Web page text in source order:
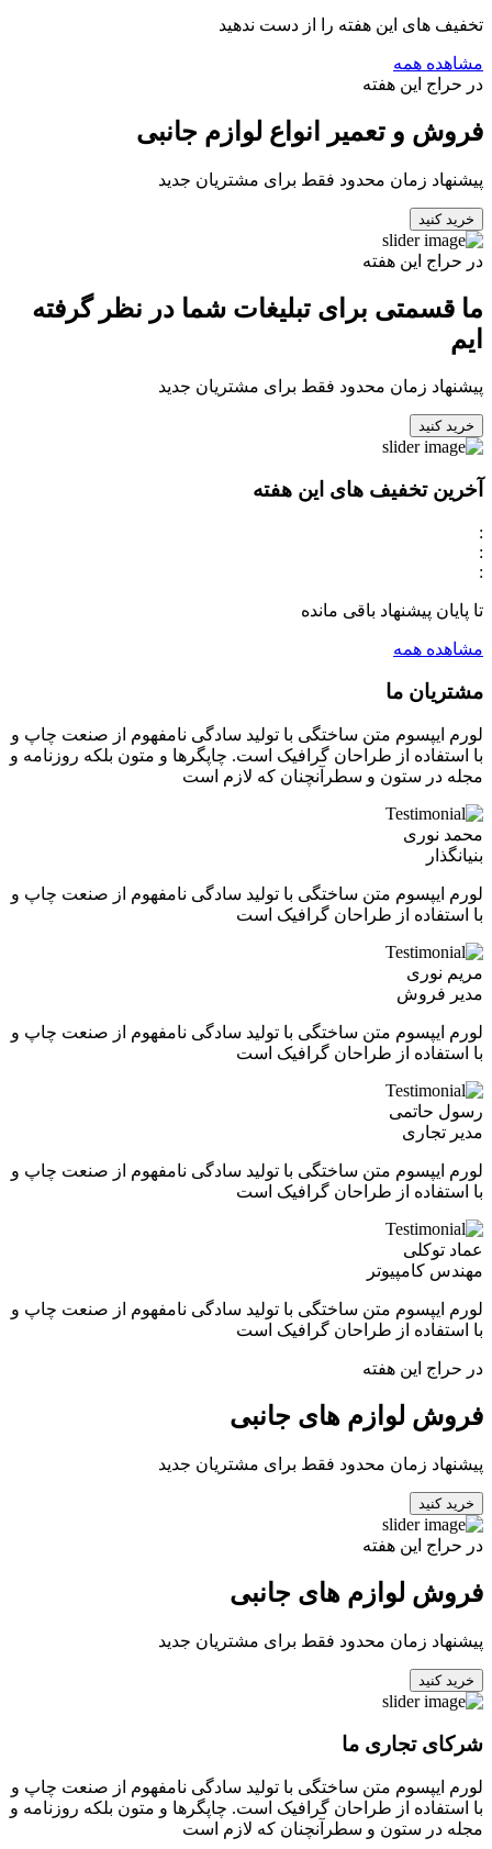
تخفیف های این هفته را از دست ندهید
مشاهده همه
در حراج این هفته
فروش و تعمیر انواع لوازم جانبی
پیشنهاد زمان محدود فقط برای مشتریان جدید
خرید کنید
در حراج این هفته
ما قسمتی برای تبلیغات شما در نظر گرفته
ایم
پیشنهاد زمان محدود فقط برای مشتریان جدید
خرید کنید
آخرین تخفیف های این هفته
:
:
:
تا پایان پیشنهاد باقی مانده
مشاهده همه
مشتریان ما
لورم ایپسوم متن ساختگی با تولید سادگی نامفهوم از صنعت چاپ و
با استفاده از طراحان گرافیک است. چاپگرها و متون بلکه روزنامه و
مجله در ستون و سطرآنچنان که لازم است
محمد نوری
بنیانگذار
لورم ایپسوم متن ساختگی با تولید سادگی نامفهوم از صنعت چاپ و
با استفاده از طراحان گرافیک است
مریم نوری
مدیر فروش
لورم ایپسوم متن ساختگی با تولید سادگی نامفهوم از صنعت چاپ و
با استفاده از طراحان گرافیک است
رسول حاتمی
مدیر تجاری
لورم ایپسوم متن ساختگی با تولید سادگی نامفهوم از صنعت چاپ و
با استفاده از طراحان گرافیک است
عماد توکلی
مهندس کامپیوتر
لورم ایپسوم متن ساختگی با تولید سادگی نامفهوم از صنعت چاپ و
با استفاده از طراحان گرافیک است
در حراج این هفته
فروش لوازم های جانبی
پیشنهاد زمان محدود فقط برای مشتریان جدید
خرید کنید
در حراج این هفته
فروش لوازم های جانبی
پیشنهاد زمان محدود فقط برای مشتریان جدید
خرید کنید
شرکای تجاری ما
لورم ایپسوم متن ساختگی با تولید سادگی نامفهوم از صنعت چاپ و
با استفاده از طراحان گرافیک است. چاپگرها و متون بلکه روزنامه و
مجله در ستون و سطرآنچنان که لازم است